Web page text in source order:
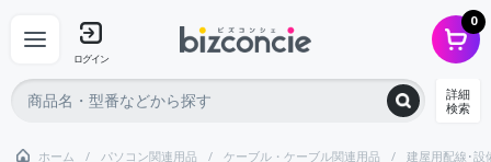
ログイン
0
詳細
検索
ホーム パソコン関連用品 ケーブル・ケーブル関連用品 建屋用配線･設